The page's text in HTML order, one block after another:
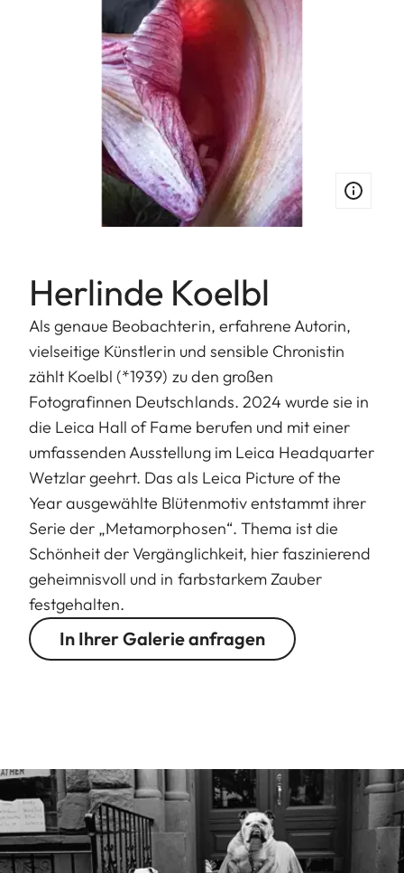
Herlinde Koelbl
Als genaue Beobachterin, erfahrene Autorin,
vielseitige Künstlerin und sensible Chronistin
zählt Koelbl (*1939) zu den großen
Fotografinnen Deutschlands. 2024 wurde sie in
die Leica Hall of Fame berufen und mit einer
umfassenden Ausstellung im Leica Headquarter
Wetzlar geehrt. Das als Leica Picture of the
Year ausgewählte Blütenmotiv entstammt ihrer
Serie der „Metamorphosen“. Thema ist die
Schönheit der Vergänglichkeit, hier faszinierend
geheimnisvoll und in farbstarkem Zauber
festgehalten.
In Ihrer Galerie anfragen